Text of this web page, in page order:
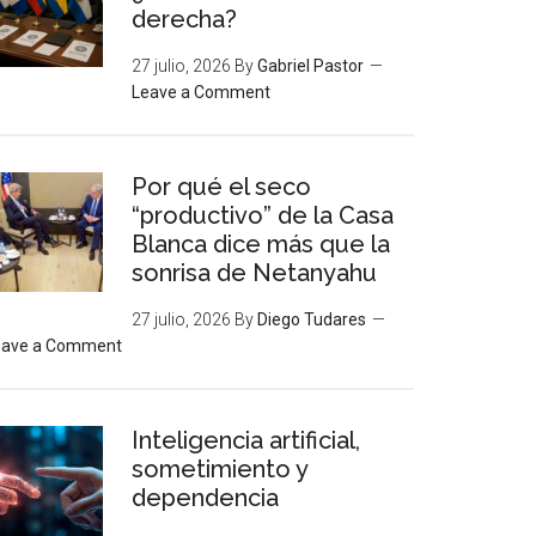
derecha?
27 julio, 2026 ByGabriel Pastor
Leave a Comment
Por qué el seco
“productivo” de la Casa
Blanca dice más que la
sonrisa de Netanyahu
27 julio, 2026 By Diego Tudares
a Comment
Inteligencia artificial,
sometimiento y
dependencia